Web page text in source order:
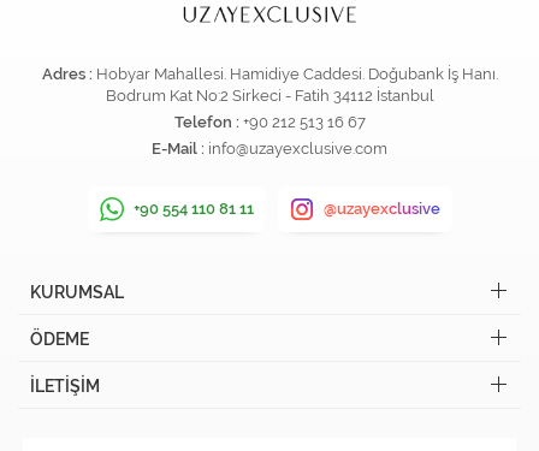
Adres : Hobyar Mahallesi. Hamidiye Caddesi. Doğubank İş Hanı.
Bodrum Kat No:2 Sirkeci - Fatih 34112 İstanbul
Telefon : +90 212 513 16 67
E-Mail : info@uzayexclusive.com
+90 554 110 81 11 @uzayexclusive
KURUMSAL
ÖDEME
İLETİŞİM